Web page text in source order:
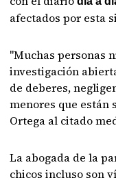
afectados por esta
"Muchas personas
investigación
de deberes,
menores que están
Ortega al citado
La abogada de la
chicos incluso son